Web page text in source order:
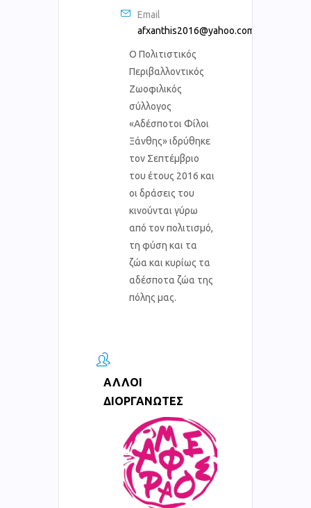
Email
afxanthis2016@yahoo.com
Ο Πολιτιστικός
Περιβαλλοντικός
Ζωοφιλικός
σύλλογος
«Αδέσποτοι Φίλοι
Ξάνθης» ιδρύθηκε
τον Σεπτέμβριο
του έτους 2016 και
οι δράσεις του
κινούνται γύρω
από τον πολιτισμό,
τη φύση και τα
ζώα και κυρίως τα
αδέσποτα ζώα της
πόλης μας.
ΆΛΛΟΙ
ΔΙΟΡΓΑΝΩΤΈΣ